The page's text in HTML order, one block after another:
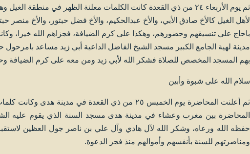
ثم يوم الأربعاء ٢٤ من ذي القعدة كانت الكلمات معلنة الظهر في منطقة
لأهل الغيل كالأخ صادق الأبي، والأخ عبدالحكيم، والأخ فضل حبتور، والأخ منصر
باحاج على تنسيقهم وحضورهم، وهكذا على كرم الضيافة، فجزاهم الله خيرا،
مدينة لهية الجامع الكبير مسجد الشيخ الفاضل الداعية أبي زيد مساعد بامرحول
بهم المسجد المخصص للصلاة فشكر الله لأبي زيد ومن معه على كرم الضيافة
سلام الله على شبوة وأبين
ثم أعلنت المحاضرة يوم الخميس ٢٥ من ذي القعدة في
المحاضرة بين مغرب وعشاء في مدينة هدى مسجد السنة الذي يقوم عليه
حفظه الله ورعاه، وشكر الله لآل هادي وآل علي بن ناصر جول العظين
ومناصرتهم للسنة بأنفسهم وأموالهم منذ فجر الدعوة.